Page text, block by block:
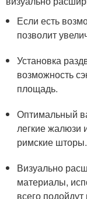
Если есть
позволит
Установка
возможность
площадь.
Оптимальный
легкие жалюзи
римские шторы.
Визуально
материалы,
всего